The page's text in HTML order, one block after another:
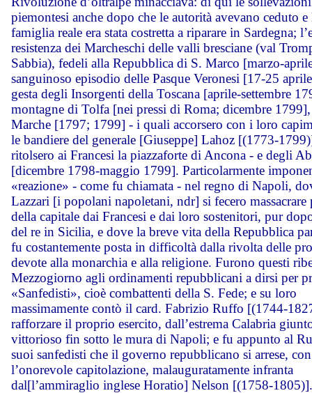
piemontesi anche dopo che le autorità avevano ceduto e
famiglia reale era stata costretta a riparare in Sardegna;
resistenza dei Marcheschi delle valli bresciane (val
Sabbia), fedeli alla Repubblica di S. Marco [marzo-
sanguinoso episodio delle Pasque Veronesi [17-25
gesta degli Insorgenti della Toscana [aprile-settembre
montagne di Tolfa [nei pressi di Roma; dicembre
Marche [1797; 1799] - i quali accorsero con i loro
le bandiere del generale [Giuseppe] Lahoz [(1773-
ritolsero ai Francesi la piazzaforte di Ancona - e degli
[dicembre 1798-maggio 1799]. Particolarmente
«reazione» - come fu chiamata - nel regno di Napoli,
Lazzari [i popolani napoletani, ndr] si fecero massacrare
della capitale dai Francesi e dai loro sostenitori, pur
del re in Sicilia, e dove la breve vita della Repubblica
fu costantemente posta in difficoltà dalla rivolta delle
devote alla monarchia e alla religione. Furono questi
Mezzogiorno agli ordinamenti repubblicani a dirsi per
«Sanfedisti», cioè combattenti della S. Fede; e su loro
massimamente contò il card. Fabrizio Ruffo [(1744-
rafforzare il proprio esercito, dall’estrema Calabria
vittorioso fin sotto le mura di Napoli; e fu appunto al
suoi sanfedisti che il governo repubblicano si arrese, con
l’onorevole capitolazione, malauguratamente infranta
dal[l’ammiraglio inglese Horatio] Nelson [(1758-1805)].